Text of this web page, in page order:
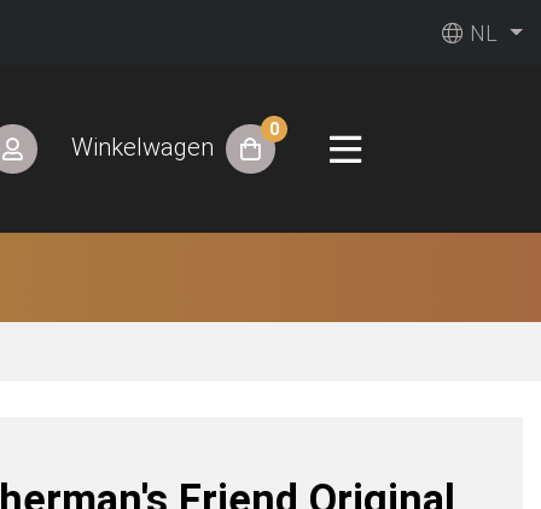
NL
Winkelwagen
0